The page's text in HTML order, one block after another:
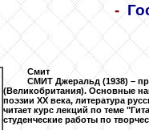
-
Смит
СМИТ Джеральд (1938) –
(Великобритания). Основные
поэзии XX века, литература
читает курс лекций по теме
студенческие работы по